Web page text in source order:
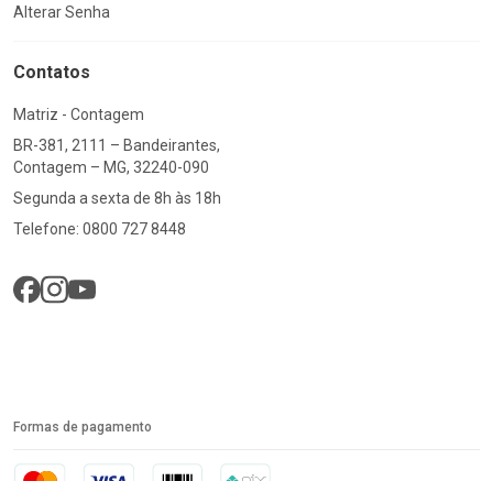
Alterar Senha
Contatos
Matriz - Contagem
BR-381, 2111 – Bandeirantes,
Contagem – MG, 32240-090
Segunda a sexta de 8h às 18h
Telefone: 0800 727 8448
Formas de pagamento